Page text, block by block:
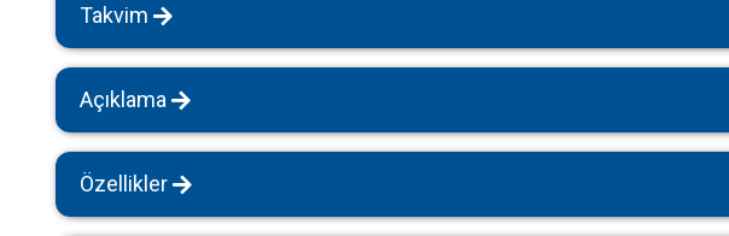
Takvim
Açıklama
Özellikler